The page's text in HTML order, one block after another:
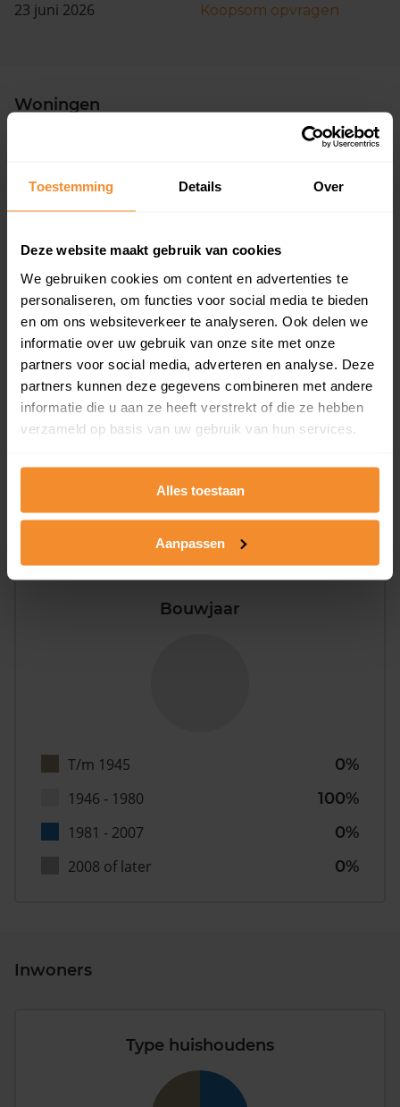
Toestemming Details Over
Deze website maakt gebruik van cookies
We gebruiken cookies om content en advertenties te
personaliseren, om functies voor social media te bieden
en om ons websiteverkeer te analyseren. Ook delen we
informatie over uw gebruik van onze site met onze
partners voor social media, adverteren en analyse. Deze
partners kunnen deze gegevens combineren met andere
informatie die u aan ze heeft verstrekt of die ze hebben
verzameld op basis van uw gebruik van hun services.
Alles toestaan
Aanpassen
23 juni 2026 Koopsom opvragen
Woningen
7%
Koopwoningen
93%
Huurwoningen
Appartementen
aandeel van totale woningen
Bouwjaar
T/m 1945
0%
1946 - 1980
100%
1981 - 2007
0%
2008 of later
0%
Inwoners
Type huishoudens